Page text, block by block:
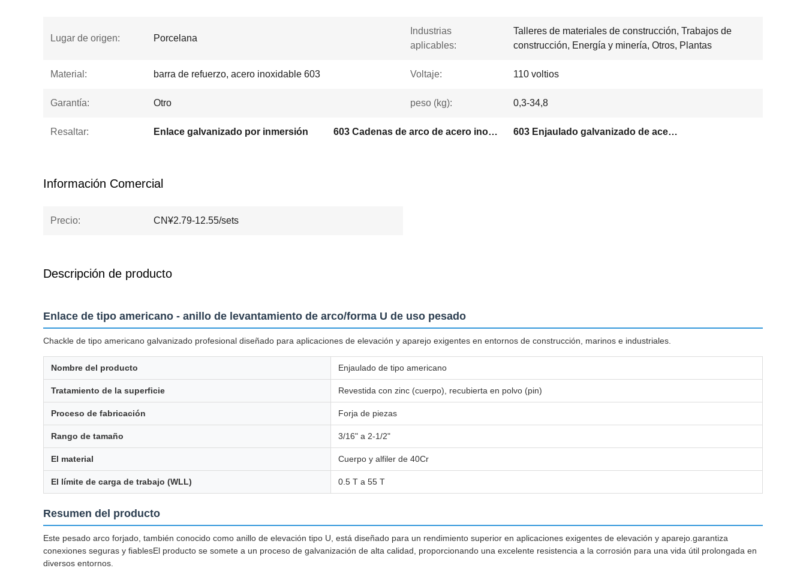
Lugar de origen: Porcelana
Industrias
aplicables:
Talleres de materiales de construcción, Trabajos de
construcción, Energía y minería, Otros, Plantas
Material: barra de refuerzo, acero inoxidable 603 Voltaje: 110 voltios
Garantía: Otro peso (kg): 0,3-34,8
Resaltar: Enlace galvanizado por inmersión 603 Cadenas de arco de acero inoxidable 603 Enjaulado galvanizado de acero inoxidable
Información Comercial
Precio: CN¥2.79-12.55/sets
Descripción de producto
Enlace de tipo americano - anillo de levantamiento de arco/forma U de uso pesado
Chackle de tipo americano galvanizado profesional diseñado para aplicaciones de elevación y aparejo exigentes en entornos de construcción, marinos e industriales.
Nombre del producto Enjaulado de tipo americano
Tratamiento de la superficie Revestida con zinc (cuerpo), recubierta en polvo (pin)
Proceso de fabricación Forja de piezas
Rango de tamaño 3/16" a 2-1/2"
El material Cuerpo y alfiler de 40Cr
El límite de carga de trabajo (WLL) 0.5 T a 55 T
Resumen del producto
Este pesado arco forjado, también conocido como anillo de elevación tipo U, está diseñado para un rendimiento superior en aplicaciones exigentes de elevación y aparejo.garantiza
conexiones seguras y fiablesEl producto se somete a un proceso de galvanización de alta calidad, proporcionando una excelente resistencia a la corrosión para una vida útil prolongada en
diversos entornos.